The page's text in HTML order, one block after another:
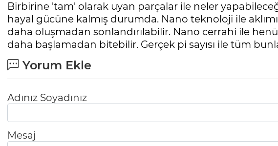
Birbirine 'tam' olarak uyan parçalar ile neler
hayal gücüne kalmış durumda. Nano teknoloji ile
daha oluşmadan sonlandırılabilir. Nano cerrahi ile
daha başlamadan bitebilir. Gerçek pi sayısı ile tüm
Yorum Ekle
Adınız Soyadınız
Mesaj